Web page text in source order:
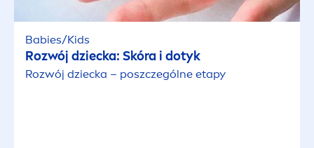
Babies/Kids
Rozwój dziecka: Skóra i dotyk
Rozwój dziecka – poszczególne etapy